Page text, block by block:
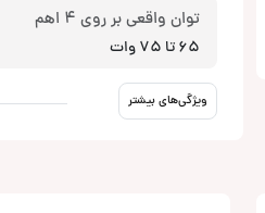
توان واقعی بر روی 4 اهم
65 تا 75 وات
ویژگی‌های بیشتر